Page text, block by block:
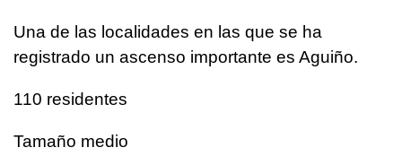
Una de las localidades en las que se ha
registrado un ascenso importante es Aguiño.
110 residentes
Tamaño medio